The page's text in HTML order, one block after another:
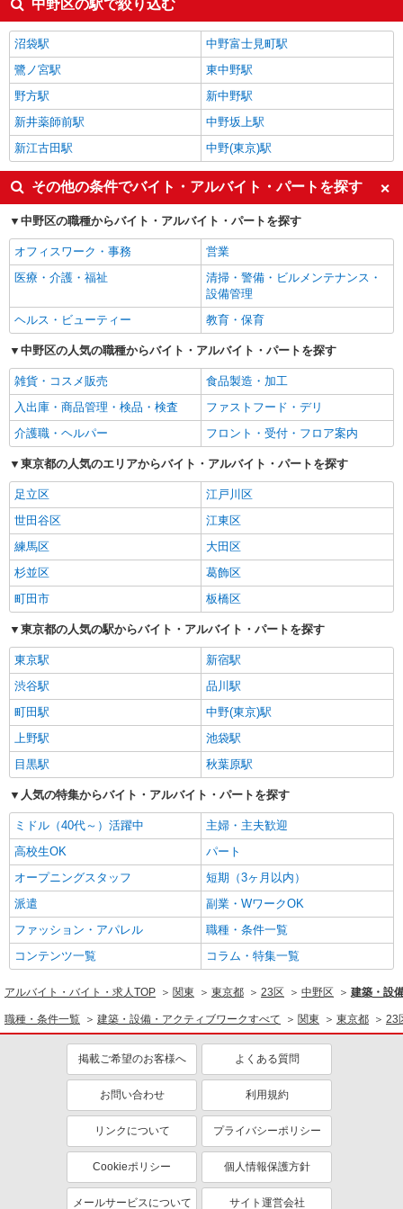
中野区の駅で絞り込む
沼袋駅
中野富士見町駅
鷺ノ宮駅
東中野駅
野方駅
新中野駅
新井薬師前駅
中野坂上駅
新江古田駅
中野(東京)駅
その他の条件でバイト・アルバイト・パートを探す
中野区の職種からバイト・アルバイト・パートを探す
オフィスワーク・事務
営業
医療・介護・福祉
清掃・警備・ビルメンテナンス・
設備管理
ヘルス・ビューティー
教育・保育
中野区の人気の職種からバイト・アルバイト・パートを探す
雑貨・コスメ販売
食品製造・加工
入出庫・商品管理・検品・検査
ファストフード・デリ
介護職・ヘルパー
フロント・受付・フロア案内
東京都の人気のエリアからバイト・アルバイト・パートを探す
足立区
江戸川区
世田谷区
江東区
練馬区
大田区
杉並区
葛飾区
町田市
板橋区
東京都の人気の駅からバイト・アルバイト・パートを探す
東京駅
新宿駅
渋谷駅
品川駅
町田駅
中野(東京)駅
上野駅
池袋駅
目黒駅
秋葉原駅
人気の特集からバイト・アルバイト・パートを探す
ミドル（40代～）活躍中
主婦・主夫歓迎
高校生OK
パート
オープニングスタッフ
短期（3ヶ月以内）
派遣
副業・WワークOK
ファッション・アパレル
職種・条件一覧
コンテンツ一覧
コラム・特集一覧
アルバイト・バイト・求人TOP 関東 東京都 23区 中野区 建築・設
職種・条件一覧 建築・設備・アクティブワークすべて 関東 東京都 23
掲載ご希望のお客様へ よくある質問
お問い合わせ 利用規約
リンクについて プライバシーポリシー
Cookieポリシー 個人情報保護方針
メールサービスについて サイト運営会社